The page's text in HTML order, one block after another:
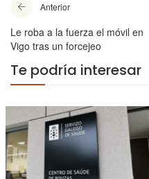
Anterior
Le roba a la fuerza el móvil en
Vigo tras un forcejeo
Te podría interesar